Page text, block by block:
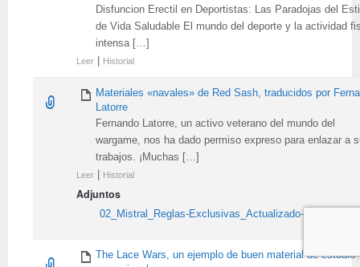
Disfuncion Erectil en Deportistas: Las Paradojas del
de Vida Saludable El mundo del deporte y la actividad
intensa […]
Leer Historial
Materiales «navales» de Red Sash, traducidos por
Latorre
Fernando Latorre, un activo veterano del mundo del
wargame, nos ha dado permiso expreso para enlazar a
trabajos. ¡Muchas […]
Leer Historial
Adjuntos
02_Mistral_Reglas-Exclusivas_Actualizado-a-
The Lace Wars, un ejemplo de buen material de estudio